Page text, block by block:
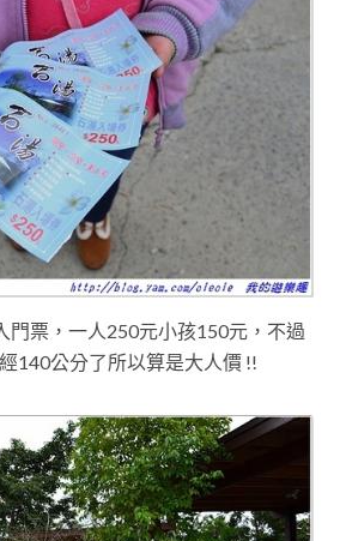
門票 ，一人250元小孩150元 ，不過
140公分了所以算是大人價 !!